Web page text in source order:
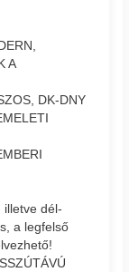
A
DK-DNY
illetve dél-
a legfelső